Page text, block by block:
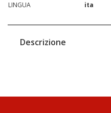
LINGUA
ita
Descrizione